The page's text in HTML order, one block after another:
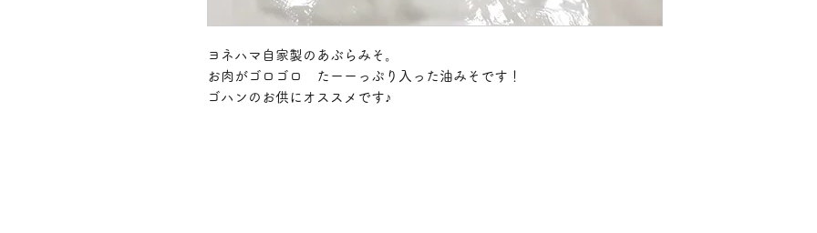
ヨネハマ自家製のあぶらみそ。
お肉がゴロゴロ たーーっぷり入った油みそです！
ゴハンのお供にオススメです♪